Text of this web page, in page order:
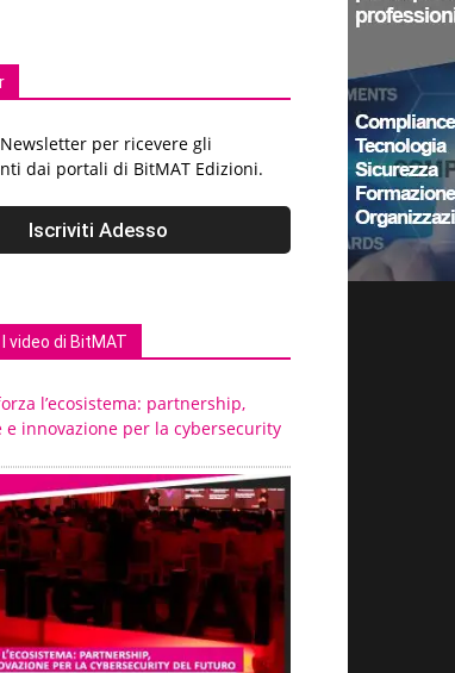
per ricevere gli
dai portali di BitMAT Edizioni.
video di BitMAT
l’ecosistema: partnership,
e innovazione per la cybersecurity